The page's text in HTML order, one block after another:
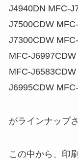
J4940DN MFC-
J7500CDW
J7300CDW
MFC-
MFC-
J6995CDW
がラインナップ
この中から、印